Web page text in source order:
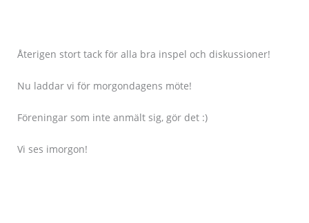
Återigen stort tack för alla bra inspel och diskussioner!
Nu laddar vi för morgondagens möte!
Föreningar som inte anmält sig, gör det :)
Vi ses imorgon!